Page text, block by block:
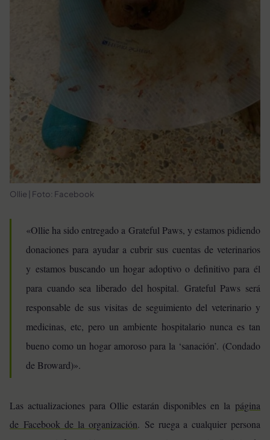
Ollie | Foto: Facebook
«Ollie ha sido entregado a Grateful Paws, y estamos pidiendo
donaciones para ayudar a cubrir sus cuentas de veterinarios
y estamos buscando un hogar adoptivo o definitivo para él
para cuando sea liberado del hospital. Grateful Paws será
responsable de sus visitas de seguimiento del veterinario y
medicinas, etc, pero un ambiente hospitalario nunca es tan
bueno como un hogar amoroso para la ‘sanación’. (Condado
de Broward)».
Las actualizaciones para Ollie estarán disponibles en la página
de Facebook de la organización. Se ruega a cualquier persona